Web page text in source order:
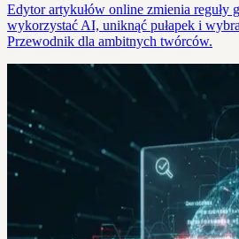
Edytor artykułów online zmienia reguły
wykorzystać AI, uniknąć pułapek i
Przewodnik dla ambitnych twórców.